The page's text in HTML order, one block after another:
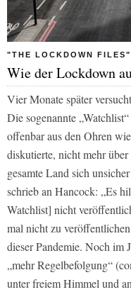
"THE LOCKDOWN
Wie der Lockdown
Vier Monate später
Die sogenannte
offenbar aus den Ohren
diskutierte, nicht mehr
gesamte Land sich
schrieb an Hancock: „Es
Watchlist] nicht
mal nicht zu
dieser Pandemie. Noch im
„mehr Regelbefolgung“
unter freiem Himmel und